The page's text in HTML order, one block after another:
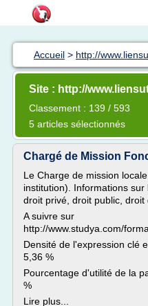
Accueil > http://
Site : http://
Classement : 139 / 593
5 articles sélectionnés
Chargé de Mission
Le Charge de mission
institution). Informations
droit privé, droit public, droit
A suivre sur
http://www.studya.com/
Densité de l'expression clé
5,36 %
Pourcentage d'utilité de la
%
Lire plus...